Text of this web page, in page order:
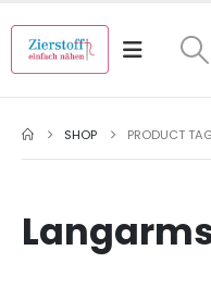
SHOP PRODUCT